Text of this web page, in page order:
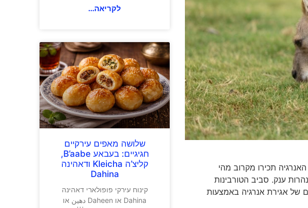
תכירו מקרוב מהי
חצבו בעומק הגלבוע 6 ק"מ של פירים ומנהרות ענק. סביב הטורבינות
של אגירת אנרגיה באמצעות
לקריאה...
שלושה מאפים עירקיים
חגיגיים: בעבאע B’aabe,
קליצ’ה Kleicha ודאהינה
Dahina
קינוח עירקי פופולארי דאהינה
Dahina או Daheen دهين או